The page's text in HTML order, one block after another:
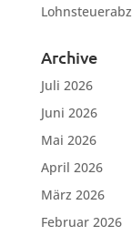
Archive
Juli 2026
Juni 2026
Mai 2026
April 2026
März 2026
Februar 2026